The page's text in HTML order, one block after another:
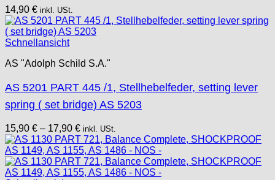
14,90 € inkl. USt.
Schnellansicht
AS "Adolph Schild S.A."
AS 5201 PART 445 /1, Stellhebelfeder, setting lever
spring ( set bridge) AS 5203
15,90 € – 17,90 € inkl. USt.